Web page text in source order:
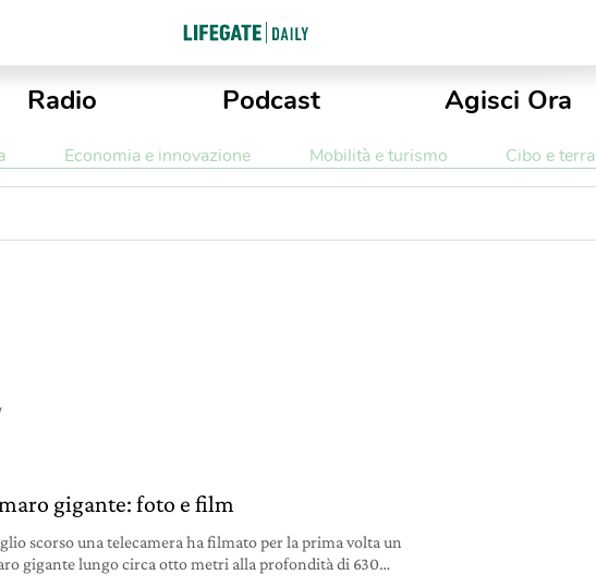
Radio Podcast Agisci Ora
Economia e innovazione Mobilità e turismo Cibo e terra
gigante: foto e film
scorso una telecamera ha filmato per la prima volta un
gigante lungo circa otto metri alla profondità di 630